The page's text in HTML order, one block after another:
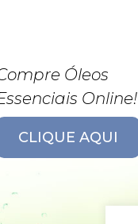
Óleos
Online!
CLIQUE AQUI